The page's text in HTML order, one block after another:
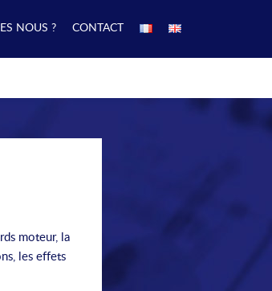
NOUS ? CONTACT
moteur, la
les effets